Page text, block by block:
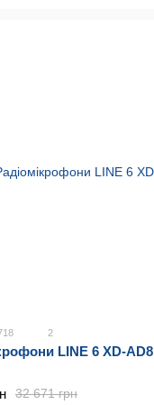
2
LINE 6 XD-AD8
32 671 грн